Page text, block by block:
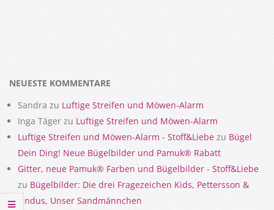
NEUESTE KOMMENTARE
Sandra zu Luftige Streifen und Möwen-Alarm
Inga Täger zu Luftige Streifen und Möwen-Alarm
Luftige Streifen und Möwen-Alarm - Stoff&Liebe zu Bügel
Dein Ding! Neue Bügelbilder und Pamuk® Rabatt
Gitter, neue Pamuk® Farben und Bügelbilder - Stoff&Liebe
zu Bügelbilder: Die drei Fragezeichen Kids, Pettersson &
Findus, Unser Sandmännchen